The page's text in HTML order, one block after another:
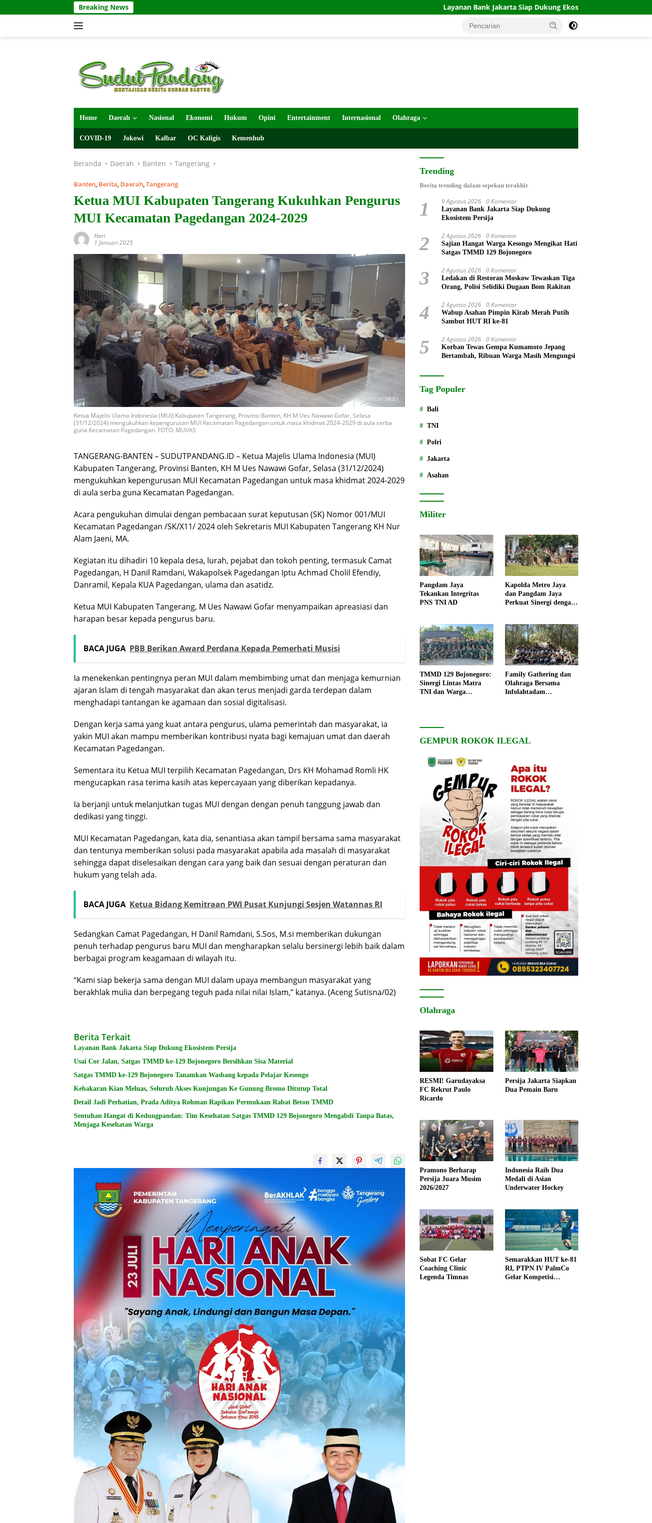
ke
Breaking News Layanan Bank Jakarta Siap Dukung Ekosistem Persija
Home Daerah Nasional Ekonomi Hukum Opini Entertainment Internasional Olahraga
COVID-19 Jokowi Kalbar OC Kaligis Kemenhub
Beranda Daerah Banten Tangerang
Banten, Berita, Daerah,Tangerang
Ketua MUI Kabupaten Tangerang Kukuhkan Pengurus
MUI Kecamatan Pagedangan 2024-2029
Hari
1 Januari 2025
Ketua Majelis Ulama Indonesia (MUI) Kabupaten Tangerang, Provinsi Banten, KH M Ues Nawawi Gofar, Selasa
(31/12/2024) mengukuhkan kepengurusan MUI Kecamatan Pagedangan untuk masa khidmat 2024-2029 di aula serba
guna Kecamatan Pagedangan. FOTO: MUI/AS
TANGERANG-BANTEN – SUDUTPANDANG.ID – Ketua Majelis Ulama Indonesia (MUI)
Kabupaten Tangerang, Provinsi Banten, KH M Ues Nawawi Gofar, Selasa (31/12/2024)
mengukuhkan kepengurusan MUI Kecamatan Pagedangan untuk masa khidmat 2024-2029
di aula serba guna Kecamatan Pagedangan.
Acara pengukuhan dimulai dengan pembacaan surat keputusan (SK) Nomor 001/MUI
Kecamatan Pagedangan /SK/X11/ 2024 oleh Sekretaris MUI Kabupaten Tangerang KH Nur
Alam Jaeni, MA.
Kegiatan itu dihadiri 10 kepala desa, lurah, pejabat dan tokoh penting, termasuk Camat
Pagedangan, H Danil Ramdani, Wakapolsek Pagedangan Iptu Achmad Cholil Efendiy,
Danramil, Kepala KUA Pagedangan, ulama dan asatidz.
Ketua MUI Kabupaten Tangerang, M Ues Nawawi Gofar menyampaikan apreasiasi dan
harapan besar kepada pengurus baru.
BACA JUGA PBB Berikan Award Perdana Kepada Pemerhati Musisi
Ia menekenkan pentingnya peran MUI dalam membimbing umat dan menjaga kemurnian
ajaran Islam di tengah masyarakat dan akan terus menjadi garda terdepan dalam
menghadapi tantangan ke agamaan dan sosial digitalisasi.
Dengan kerja sama yang kuat antara pengurus, ulama pemerintah dan masyarakat, ia
yakin MUI akan mampu memberikan kontribusi nyata bagi kemajuan umat dan daerah
Kecamatan Pagedangan.
Sementara itu Ketua MUI terpilih Kecamatan Pagedangan, Drs KH Mohamad Romli HK
mengucapkan rasa terima kasih atas kepercayaan yang diberikan kepadanya.
Ia berjanji untuk melanjutkan tugas MUI dengan dengan penuh tanggung jawab dan
dedikasi yang tinggi.
MUI Kecamatan Pagedangan, kata dia, senantiasa akan tampil bersama sama masyarakat
dan tentunya memberikan solusi pada masyarakat apabila ada masalah di masyarakat
sehingga dapat diselesaikan dengan cara yang baik dan sesuai dengan peraturan dan
hukum yang telah ada.
BACA JUGA Ketua Bidang Kemitraan PWI Pusat Kunjungi Sesjen Watannas RI
Sedangkan Camat Pagedangan, H Danil Ramdani, S.Sos, M.si memberikan dukungan
penuh terhadap pengurus baru MUI dan mengharapkan selalu bersinergi lebih baik dalam
berbagai program keagamaan di wilayah itu.
“Kami siap bekerja sama dengan MUI dalam upaya membangun masyarakat yang
berakhlak mulia dan berpegang teguh pada nilai nilai Islam,” katanya. (Aceng Sutisna/02)
Berita Terkait
Layanan Bank Jakarta Siap Dukung Ekosistem Persija
Usai Cor Jalan, Satgas TMMD ke-129 Bojonegoro Bersihkan Sisa Material
Satgas TMMD ke-129 Bojonegoro Tanamkan Wasbang kepada Pelajar Kesongo
Kebakaran Kian Meluas, Seluruh Akses Kunjungan Ke Gunung Bromo Ditutup Total
Detail Jadi Perhatian, Prada Aditya Rohman Rapikan Permukaan Rabat Beton TMMD
Sentuhan Hangat di Kedungpandan: Tim Kesehatan Satgas TMMD 129 Bojonegoro Mengabdi Tanpa Batas,
Menjaga Kesehatan Warga
Trending
Berita trending dalam sepekan terakhir
1 9 Agustus 2026 0 Komentar
Layanan Bank Jakarta Siap Dukung
Ekosistem Persija
2 2 Agustus 2026 0 Komentar
Sajian Hangat Warga Kesongo Mengikat Hati
Satgas TMMD 129 Bojonegoro
3 2 Agustus 2026 0 Komentar
Ledakan di Restoran Moskow Tewaskan Tiga
Orang, Polisi Selidiki Dugaan Bom Rakitan
4 2 Agustus 2026 0 Komentar
Wabup Asahan Pimpin Kirab Merah Putih
Sambut HUT RI ke-81
5 2 Agustus 2026 0 Komentar
Korban Tewas Gempa Kumamoto Jepang
Bertambah, Ribuan Warga Masih Mengungsi
Tag Populer
Bali
TNI
Polri
Jakarta
Asahan
Militer
Pangdam Jaya
Tekankan Integritas
PNS TNI AD
Kapolda Metro Jaya
dan Pangdam Jaya
Perkuat Sinergi dengan
TMMD 129 Bojonegoro:
Sinergi Lintas Matra
TNI dan Warga
Family Gathering dan
Olahraga Bersama
Infolahtadam
GEMPUR ROKOK ILEGAL
Olahraga
RESMI! Garudayaksa
FC Rekrut Paulo
Ricardo
Persija Jakarta Siapkan
Dua Pemain Baru
Pramono Berharap
Persija Juara Musim
2026/2027
Indonesia Raih Dua
Medali di Asian
Underwater Hockey
Sobat FC Gelar
Coaching Clinic
Legenda Timnas
Semarakkan HUT ke-81
RI, PTPN IV PalmCo
Gelar Kompetisi